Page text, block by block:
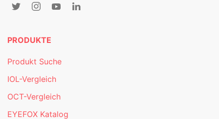
PRODUKTE
Produkt Suche
IOL-Vergleich
OCT-Vergleich
EYEFOX Katalog